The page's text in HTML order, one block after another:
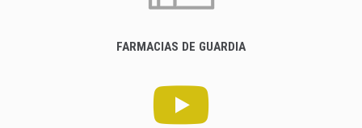
FARMACIAS DE GUARDIA